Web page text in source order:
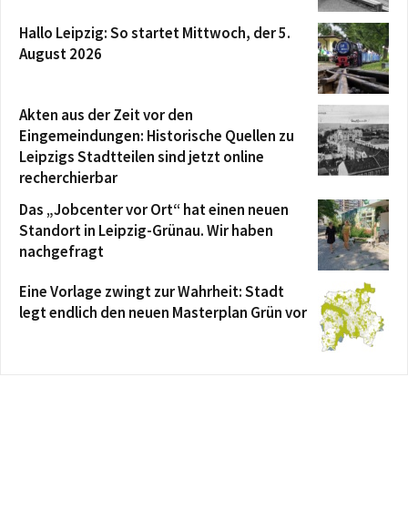
Hallo Leipzig: So startet Mittwoch, der 5.
August 2026
Akten aus der Zeit vor den
Eingemeindungen: Historische Quellen zu
Leipzigs Stadtteilen sind jetzt online
recherchierbar
Das „Jobcenter vor Ort“ hat einen neuen
Standort in Leipzig-Grünau. Wir haben
nachgefragt
Eine Vorlage zwingt zur Wahrheit: Stadt
legt endlich den neuen Masterplan Grün vor